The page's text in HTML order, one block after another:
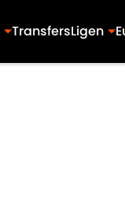
TransfersLigen